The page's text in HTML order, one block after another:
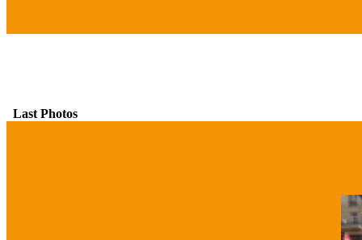
Last Photos